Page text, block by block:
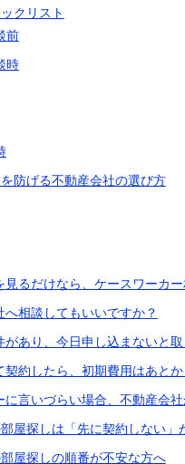
クリスト
前
時
防げる不動産会社の選び方
るだけなら、ケースワーカ
相談してもいいですか？
あり、今日申し込まないと
約したら、初期費用はあとか
言いづらい場合、不動産会
屋探しは「先に契約しない」
屋探しの順番が不安な方へ